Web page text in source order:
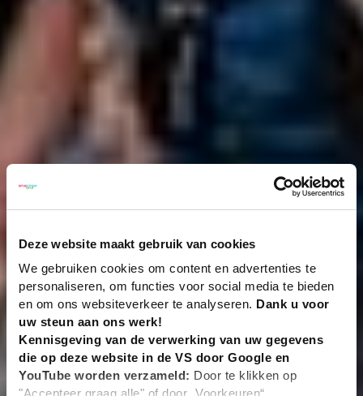
Deze website maakt gebruik van cookies
We gebruiken cookies om content en advertenties te
personaliseren, om functies voor social media te bieden
en om ons websiteverkeer te analyseren. Dank u voor
uw steun aan ons werk!
Kennisgeving van de verwerking van uw gegevens
die op deze website in de VS door Google en
YouTube worden verzameld: Door te klikken op
"Accepteer graag alle" of door „Voorkeuren“,